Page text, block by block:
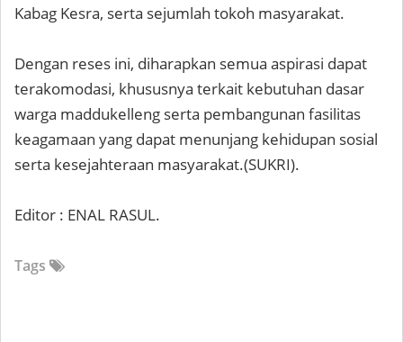
Kabag Kesra, serta sejumlah tokoh masyarakat.
Dengan reses ini, diharapkan semua aspirasi dapat
terakomodasi, khususnya terkait kebutuhan dasar
warga maddukelleng serta pembangunan fasilitas
keagamaan yang dapat menunjang kehidupan sosial
serta kesejahteraan masyarakat.(SUKRI).
Editor : ENAL RASUL.
Tags